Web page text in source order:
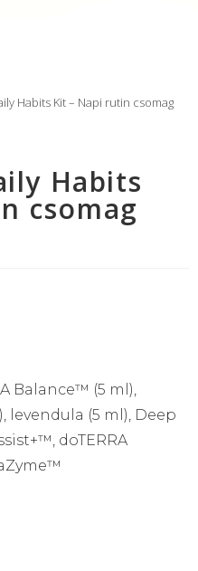
Habits Kit – Napi rutin csomag
Habits
csomag
Balance™ (5 ml),
levendula (5 ml), Deep
doTERRA